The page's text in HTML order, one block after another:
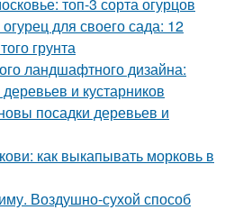
для своего сада: 12
грунта
ландшафтного дизайна:
и кустарников
посадки деревьев и
как выкапывать морковь в
Воздушно-сухой способ